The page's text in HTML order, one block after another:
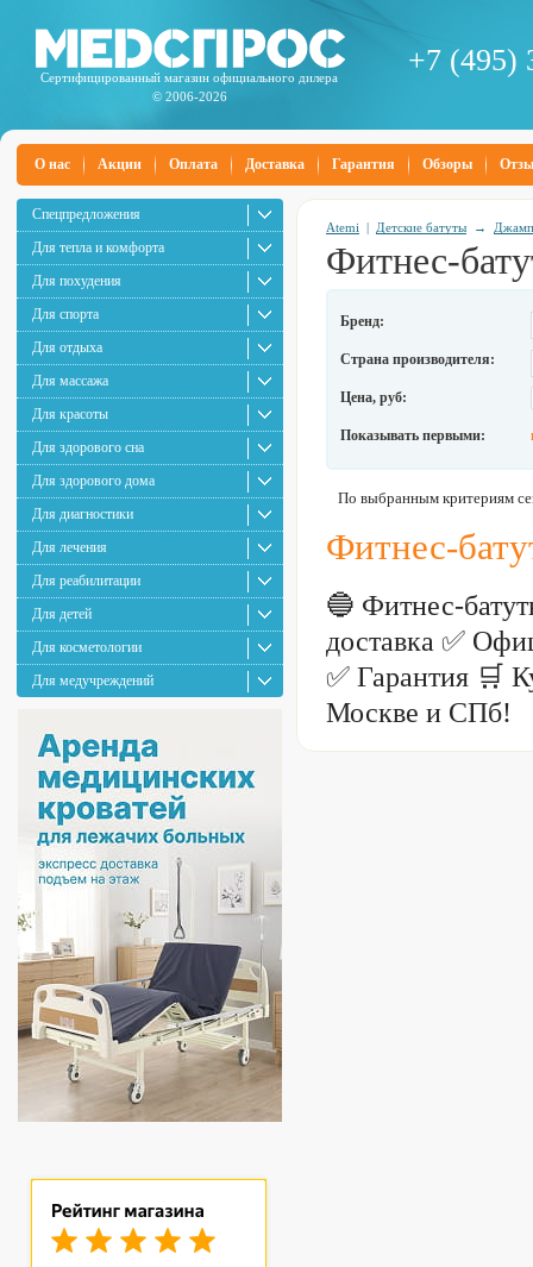
Сертифицированный магазин официального дилера
© 2006-2026
+7 (495)
О нас Акции Оплата Доставка Гарантия Обзоры
Спецпредложения
Для тепла и комфорта
Для похудения
Для спорта
Для отдыха
Для массажа
Для красоты
Для здорового сна
Для здорового дома
Для диагностики
Для лечения
Для реабилитации
Для детей
Для косметологии
Для медучреждений
Atemi | Детские батуты →
Фитнес-
Бренд:
Страна производителя:
Цена, руб:
Показывать первыми:
По выбранным критериям
Фитнес-
🔵 Фитнес-
доставка ✅
✅ Гарантия 🛒
Москве и СПб!